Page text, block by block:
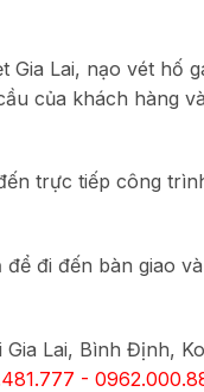
Gia Lai, nạo vét hố
của khách hàng
trực tiếp công
đi đến bàn giao
Lai, Bình Định,
-